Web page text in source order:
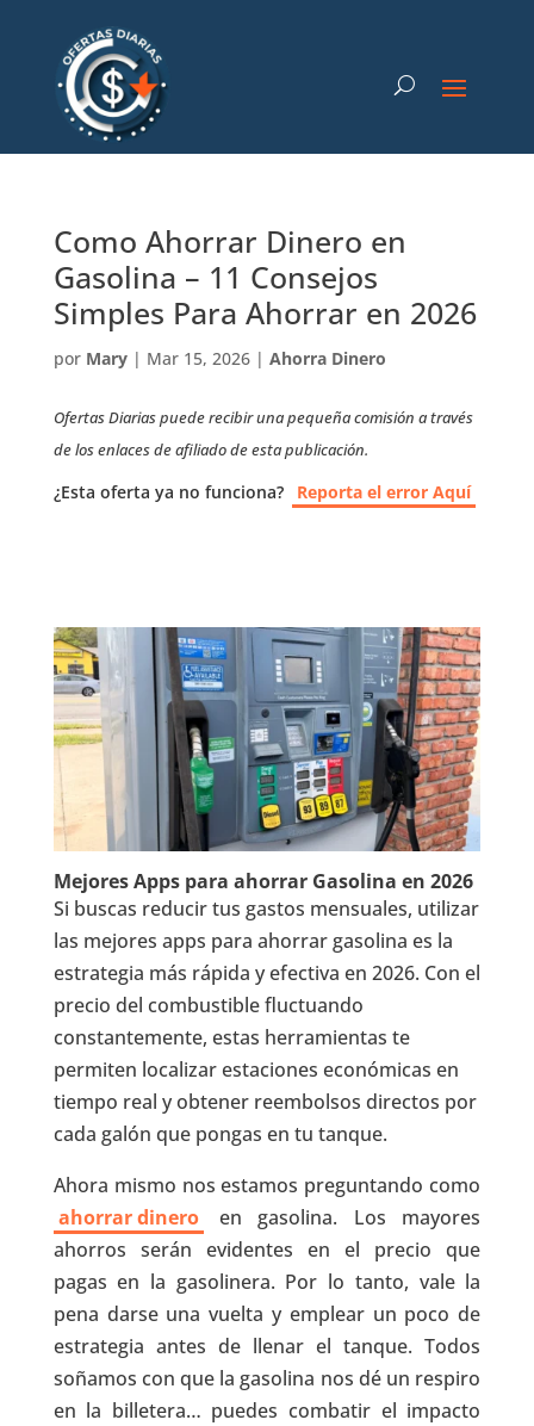
Como Ahorrar Dinero en
Gasolina – 11 Consejos
Simples Para Ahorrar en 2026
por Mary| Mar 15, 2026| Ahorra Dinero
Ofertas Diarias puede recibir una pequeña comisión a través
de los enlaces de afiliado de esta publicación.
¿Esta oferta ya no funciona? Reporta el error Aquí
Mejores Apps para ahorrar Gasolina en 2026
Si buscas reducir tus gastos mensuales, utilizar
las mejores apps para ahorrar gasolina es la
estrategia más rápida y efectiva en 2026. Con el
precio del combustible fluctuando
constantemente, estas herramientas te
permiten localizar estaciones económicas en
tiempo real y obtener reembolsos directos por
cada galón que pongas en tu tanque.
Ahora mismo nos estamos preguntando como
ahorrar dinero
en gasolina. Los mayores
ahorros serán evidentes en el precio que
pagas en la gasolinera. Por lo tanto, vale la
pena darse una vuelta y emplear un poco de
estrategia antes de llenar el tanque. Todos
soñamos con que la gasolina nos dé un respiro
en la billetera… puedes combatir el impacto